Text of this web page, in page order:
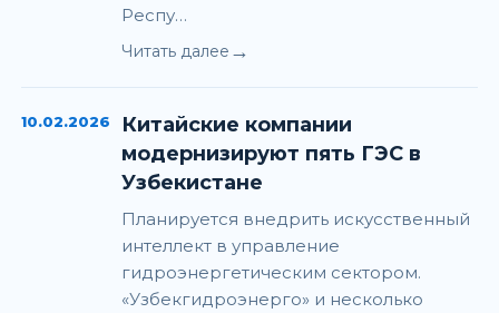
Респу…
Читать далее →
10.02.2026
Китайские компании
модернизируют пять ГЭС в
Узбекистане
Планируется внедрить искусственный
интеллект в управление
гидроэнергетическим сектором.
«Узбекгидроэнерго» и несколько